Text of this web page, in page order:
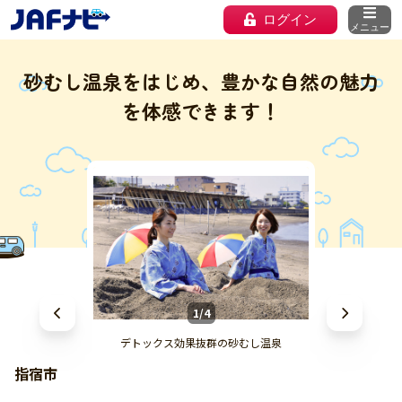
ログイン メニュー
砂むし温泉をはじめ、豊かな自然の魅力
を体感できます！
1/4
デトックス効果抜群の砂むし温泉
指宿市